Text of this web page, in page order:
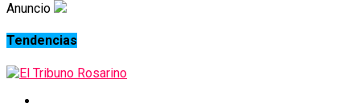
Anuncio
Tendencias